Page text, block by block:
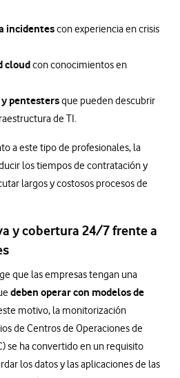
incidentescon experiencia en crisis
cloudcon conocimientos en
pentestersque pueden descubrir
de TI.
a este tipo de profesionales, la
los tiempos de contratación y
largos y costosos procesos de
y cobertura 24/7 frente a
que las empresas tengan una
deben operar con modelos de
motivo, la monitorización
de Centros de Operaciones de
se ha convertido en un requisito
los datos y las aplicaciones de las